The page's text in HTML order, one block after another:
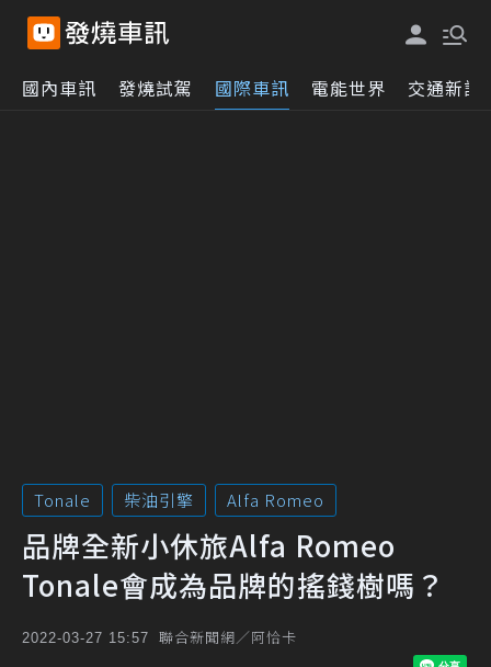
國內車訊 發燒試駕 國際車訊 電能世界 交通新訊
Tonale 柴油引擎 Alfa Romeo
品牌全新小休旅Alfa Romeo
Tonale會成為品牌的搖錢樹嗎？
2022-03-27 15:57 聯合新聞網／阿恰卡